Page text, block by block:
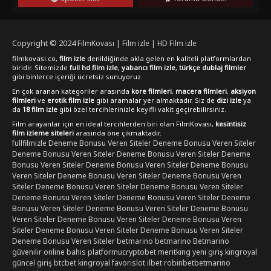
olacaksınız.
Copyright © 2024FilmKovası | Film izle | HD Film izle
filmkovasi.co, film izle denildiğinde akla gelen en kaliteli platformlardan
biridir. Sitemizde full hd film izle, yabancı film izle, türkçe dublaj filmler
gibi binlerce içeriği ücretsiz sunuyoruz.
En çok aranan kategoriler arasında kore filmleri, macera filmleri, aksiyon
filmleri ve erotik film izle gibi aramalar yer almaktadır. Siz de dizi izle ya
da 18 film izle gibi özel tercihlerinizle keyifli vakit geçirebilirsiniz.
Film arayanlar için en ideal tercihlerden biri olan FilmKovası, kesintisiz
film izleme siteleri arasında öne çıkmaktadır.
fullfilmizle Deneme Bonusu Veren SitelerDeneme Bonusu Veren Siteler
Deneme Bonusu Veren SitelerDeneme Bonusu Veren SitelerDeneme
Bonusu Veren SitelerDeneme Bonusu Veren SitelerDeneme Bonusu
Veren SitelerDeneme Bonusu Veren SitelerDeneme Bonusu Veren
SitelerDeneme Bonusu Veren SitelerDeneme Bonusu Veren Siteler
Deneme Bonusu Veren SitelerDeneme Bonusu Veren SitelerDeneme
Bonusu Veren SitelerDeneme Bonusu Veren SitelerDeneme Bonusu
Veren SitelerDeneme Bonusu Veren SitelerDeneme Bonusu Veren
SitelerDeneme Bonusu Veren SitelerDeneme Bonusu Veren Siteler
Deneme Bonusu Veren Sitelerbetmarino betmarino Betmarino
güvenilir online bahis platformucryptobetmeritking yeni girişkingroyal
güncel girişbtcbetkingroyal favorislotilbetrobinbetbetmarino